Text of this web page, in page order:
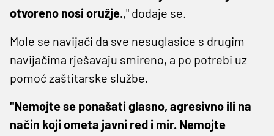
otvoreno nosi oružje.," dodaje se.
Mole se navijači da sve nesuglasice s drugim
navijačima rješavaju smireno, a po potrebi uz
pomoć zaštitarske službe.
"Nemojte se ponašati glasno, agresivno ili na
način koji ometa javni red i mir. Nemojte